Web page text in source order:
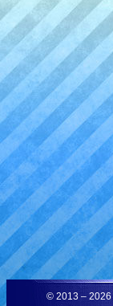
© 2013 – 2026